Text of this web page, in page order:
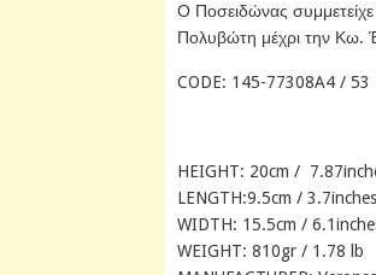
Ο Ποσειδώνας συμμετείχε
Πολυβώτη μέχρι την Κω.
CODE: 145-77308A4 / 53
HEIGHT: 20cm /
LENGTH:9.5cm / 3.7inches
WIDTH: 15.5cm /
WEIGHT: 810gr / 1.78 lb